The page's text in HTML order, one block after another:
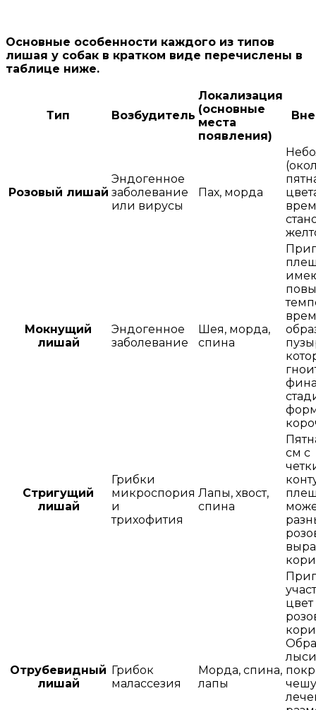
Основные особенности каждого из типов
лишая у собак в кратком виде перечислены в
таблице ниже.
Тип Возбудитель
Локализация
(основные
места
появления)
Розовый лишай
Эндогенное
заболевание
или вирусы
Пах, морда
Мокнущий
лишай
Эндогенное
заболевание
Шея, морда,
спина
Стригущий
лишай
Грибки
микроспория
и
трихофития
Лапы, хвост,
спина
см с
Отрубевидный
лишай
Грибок
малассезия
Морда, спина,
лапы
цвет